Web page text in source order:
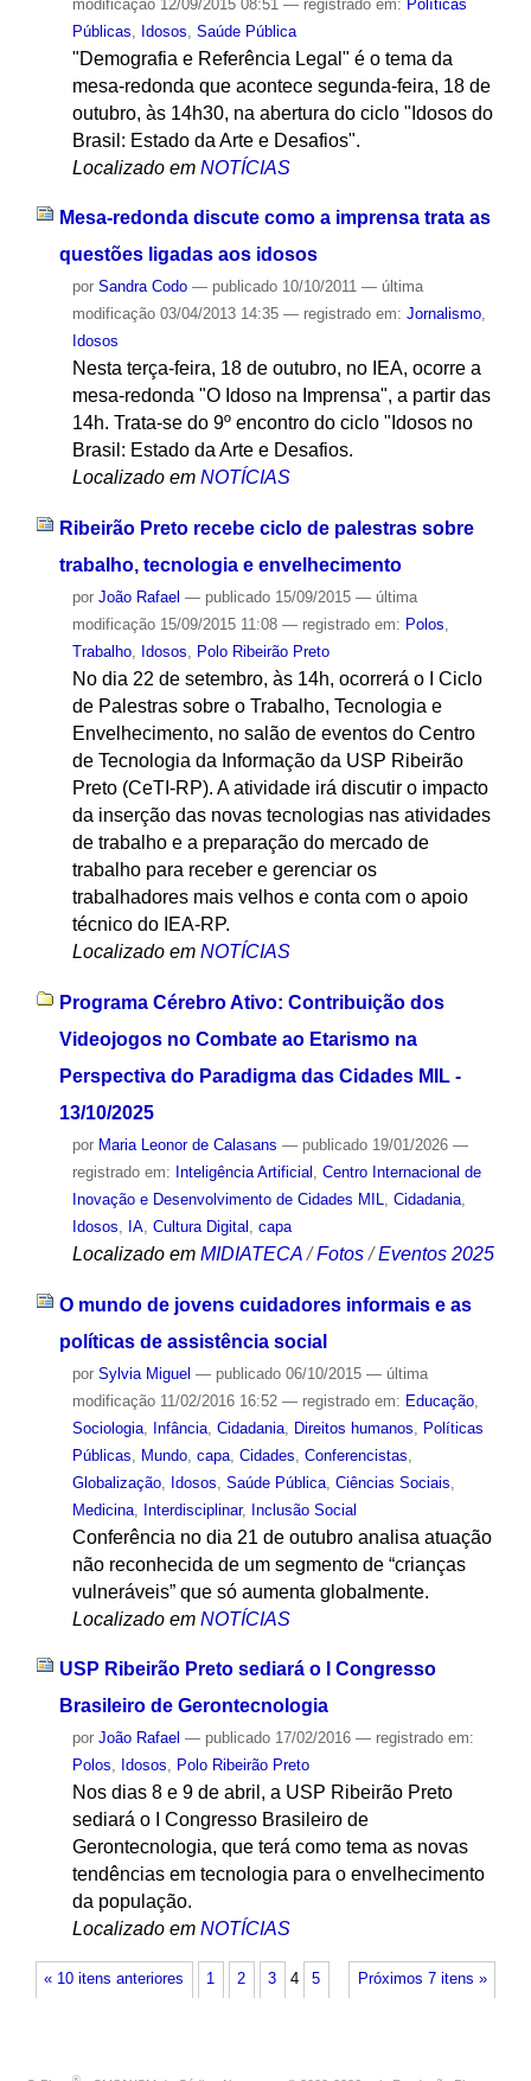
modificação12/09/2015 08:51 — registrado em: Políticas
Públicas
Idosos Saúde Pública
"Demografia e Referência Legal" é o tema da
mesa-redonda que acontece segunda-feira, 18 de
outubro, às 14h30, na abertura do ciclo "Idosos do
Brasil: Estado da Arte e Desafios".
Localizado em NOTÍCIAS
Mesa-redonda discute como a imprensa trata as
questões ligadas aos idosos
por Sandra Codo — publicado10/10/2011 — última
modificação03/04/2013 14:35 — registrado em: Jornalismo,
Idosos
Nesta terça-feira, 18 de outubro, no IEA, ocorre a
mesa-redonda "O Idoso na Imprensa", a partir das
14h. Trata-se do 9º encontro do ciclo "Idosos no
Brasil: Estado da Arte e Desafios.
Localizado em NOTÍCIAS
Ribeirão Preto recebe ciclo de palestras sobre
trabalho, tecnologia e envelhecimento
por João Rafael — publicado15/09/2015 — última
modificação15/09/2015 11:08 — registrado em: Polos,
Trabalho, Idosos, Polo Ribeirão Preto
No dia 22 de setembro, às 14h, ocorrerá o I Ciclo
de Palestras sobre o Trabalho, Tecnologia e
Envelhecimento, no salão de eventos do Centro
de Tecnologia da Informação da USP Ribeirão
Preto (CeTI-RP). A atividade irá discutir o impacto
da inserção das novas tecnologias nas atividades
de trabalho e a preparação do mercado de
trabalho para receber e gerenciar os
trabalhadores mais velhos e conta com o apoio
técnico do IEA-RP.
Localizado em NOTÍCIAS
Programa Cérebro Ativo: Contribuição dos
Videojogos no Combate ao Etarismo na
Perspectiva do Paradigma das Cidades MIL -
13/10/2025
por Maria Leonor de Calasans — publicado19/01/2026 —
registrado em: Inteligência Artificial
Centro Internacional de
Inovação e Desenvolvimento de Cidades MIL
Cidadania,
Idosos
IA, Cultura Digital capa
Localizado em MIDIATECA /Fotos /Eventos 2025
O mundo de jovens cuidadores informais e as
políticas de assistência social
por Sylvia Miguel — publicado06/10/2015 — última
modificação11/02/2016 16:52 — registrado em: Educação,
Sociologia, Infância, Cidadania, Direitos humanos
Políticas
Públicas
Mundo, capa, Cidades Conferencistas
Globalização, Idosos Saúde Pública, Ciências Sociais
Medicina, Interdisciplinar, Inclusão Social
Conferência no dia 21 de outubro analisa atuação
não reconhecida de um segmento de “crianças
vulneráveis” que só aumenta globalmente.
Localizado em NOTÍCIAS
USP Ribeirão Preto sediará o I Congresso
Brasileiro de Gerontecnologia
por João Rafael — publicado17/02/2016 — registrado em:
Polos, Idosos, Polo Ribeirão Preto
Nos dias 8 e 9 de abril, a USP Ribeirão Preto
sediará o I Congresso Brasileiro de
Gerontecnologia, que terá como tema as novas
tendências em tecnologia para o envelhecimento
da população.
Localizado em NOTÍCIAS
« 10 itens anteriores Próximos 7 itens »
1 2 3 4 5